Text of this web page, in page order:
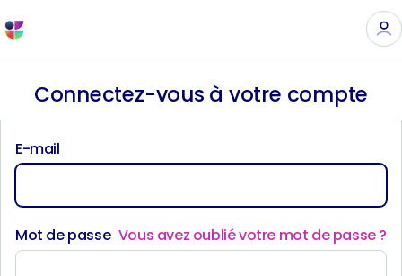
Connectez-vous à votre compte
E-mail
Mot de passe Vous avez oublié votre mot de passe ?